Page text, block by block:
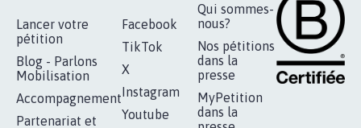
Lancer votre
pétition
Blog - Parlons
Mobilisation
Accompagnement
Partenariat et
Facebook
TikTok
X
Instagram
Youtube
Qui sommes-
nous?
Nos pétitions
dans la
presse
MyPetition
dans la